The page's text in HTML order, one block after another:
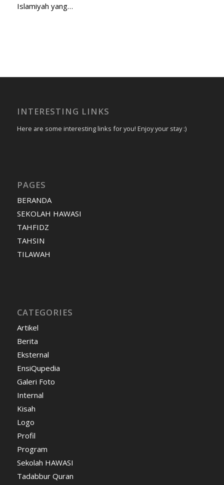
Islamiyah yang…
INTERESTING LINKS
Here are some interesting links for you! Enjoy your stay :)
PAGES
BERANDA
SEKOLAH HAWASI
TAHFIDZ
TAHSIN
TILAWAH
CATEGORIES
Artikel
Berita
Eksternal
EnsiQupedia
Galeri Foto
Internal
Kisah
Logo
Profil
Program
Sekolah HAWASI
Tadabbur Quran